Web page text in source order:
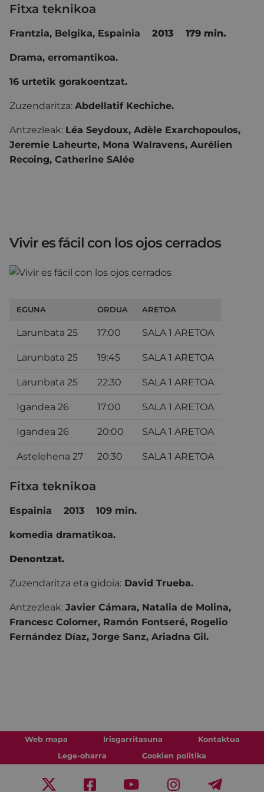
Fitxa teknikoa
Frantzia, Belgika, Espainia 2013 179 min.
Drama, erromantikoa.
16 urtetik gorakoentzat.
Zuzendaritza: Abdellatif Kechiche.
Antzezleak: Léa Seydoux, Adèle Exarchopoulos,
Jeremie Laheurte, Mona Walravens, Aurélien
Recoing, Catherine SAlée
Vivir es fácil con los ojos cerrados
EGUNA ORDUA ARETOA
Larunbata 25 17:00 SALA 1 ARETOA
Larunbata 25 19:45 SALA 1 ARETOA
Larunbata 25 22:30 SALA 1 ARETOA
Igandea 26 17:00 SALA 1 ARETOA
Igandea 26 20:00 SALA 1 ARETOA
Astelehena 27 20:30 SALA 1 ARETOA
Fitxa teknikoa
Espainia 2013 109 min.
komedia dramatikoa.
Denontzat.
Zuzendaritza eta gidoia: David Trueba.
Antzezleak: Javier Cámara, Natalia de Molina,
Francesc Colomer, Ramón Fontseré, Rogelio
Fernández Díaz, Jorge Sanz, Ariadna Gil.
Web mapa Irisgarritasuna
Kontaktua
Lege-oharra
Cookien politika